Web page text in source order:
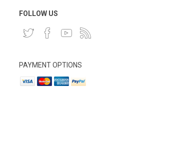
FOLLOW US
PAYMENT OPTIONS